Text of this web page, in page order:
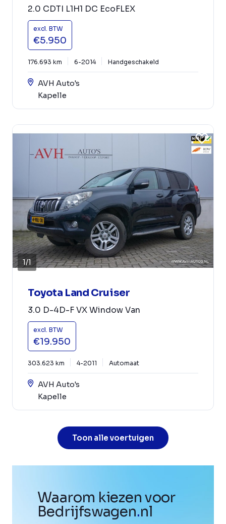
2.0 CDTI L1H1 DC EcoFLEX
excl. BTW
€5.950
176.693 km 6-2014 Handgeschakeld
AVH Auto's
Kapelle
1/1
Toyota Land Cruiser
3.0 D-4D-F VX Window Van
excl. BTW
€19.950
303.623 km 4-2011 Automaat
AVH Auto's
Kapelle
Toon alle voertuigen
Waarom kiezen voor
Bedrijfswagen.nl